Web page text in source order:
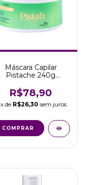
Máscara Capilar
Pistache 240g
Belissè
R$78,90
x de R$26,30 sem juros